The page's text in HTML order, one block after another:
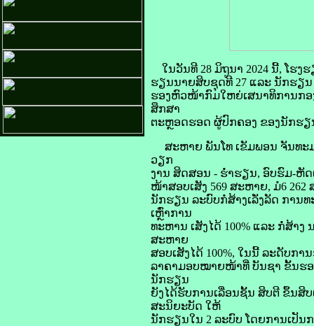
ໃນວັນທີ 28 ມິຖູນາ 2024 ນີ້, ໂຮ
ຮຽນນາຍສິບຊຸດທີ 27 ແລະ ນັກຮຽນ
ຮອງຫົວໜ້າກົມໃຫຍ່ເສນາທິການກອ
ສຶກສາ
ຕະຫຼອດຮອດ ຜູ້ປົກຄອງ ຂອງນັກຮຽ
ສະຫາຍ ພັນໂທ ເຂັມພອນ ຈັນທະ
ວຽກ
ງານ ສິດສອນ - ຮ່ຳຮຽນ, ອົບຮົມ-ຫັດ
ໜ້າສອບເສັງ 569 ສະຫາຍ, ມໍ6
ນັກຮຽນ ລະບົບກໍ່ສ້າງເລັ່ງລັດ ການທ
ເຫຼົ່າການ
ທະຫານ ເສັງໄດ້ 100% ແລະ ກໍ່ສ້າ
ສະຫາຍ
ສອບເສັງໄດ້ 100%, ໃນນີ້ ລະດັບກາ
ລາຄາມອບໝາຍໜ້າທີ່ ບັນຊາ ຂັ້ນຮອ
ນັກຮຽນ
ຍັງໄດ້ຮັບການເລື່ອນຊັ້ນ ສິບຕີ ຂຶ້ນສິ
ສະນິຍະບັດ ໃຫ້
ນັກຮຽນໃນ 2 ລະບົບ ໂດຍການເປັ